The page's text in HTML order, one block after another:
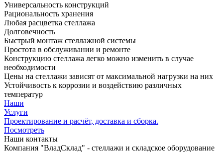
Универсальность конструкций
Рациональность хранения
Любая расцветка стеллажа
Долговечность
Быстрый монтаж стеллажной системы
Простота в обслуживании и ремонте
Конструкцию стеллажа легко можно изменить в случае
необходимости
Цены на стеллажи зависят от максимальной нагрузки на них
Устойчивость к коррозии и воздействию различных
температур
Наши
Услуги
Проектирование и расчёт, доставка и сборка.
Посмотреть
Наши контакты
Компания "ВладСклад" - стеллажи и складское оборудование